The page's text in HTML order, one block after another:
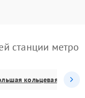
станции метро
кольцевая